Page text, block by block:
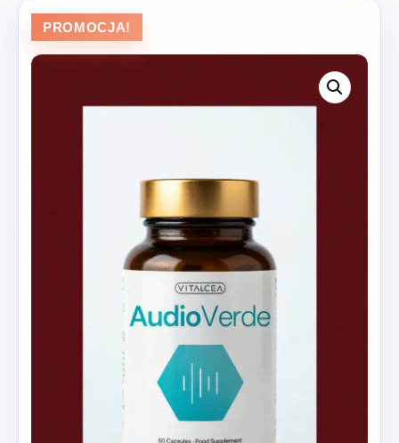
PROMOCJA!